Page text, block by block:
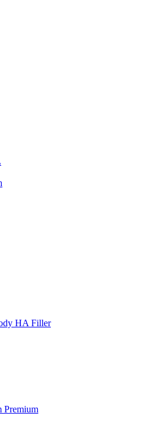
HA Filler
Premium